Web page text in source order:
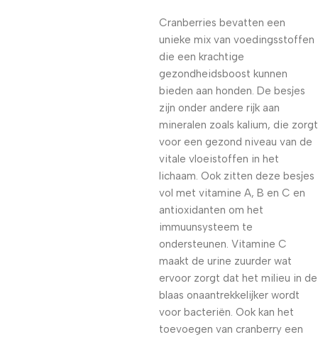
Cranberries bevatten een
unieke mix van voedingsstoffen
die een krachtige
gezondheidsboost kunnen
bieden aan honden. De besjes
zijn onder andere rijk aan
mineralen zoals kalium, die zorgt
voor een gezond niveau van de
vitale vloeistoffen in het
lichaam. Ook zitten deze besjes
vol met vitamine A, B en C en
antioxidanten om het
immuunsysteem te
ondersteunen. Vitamine C
maakt de urine zuurder wat
ervoor zorgt dat het milieu in de
blaas onaantrekkelijker wordt
voor bacteriën. Ook kan het
toevoegen van cranberry een